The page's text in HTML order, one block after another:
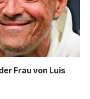
Frau von Luis